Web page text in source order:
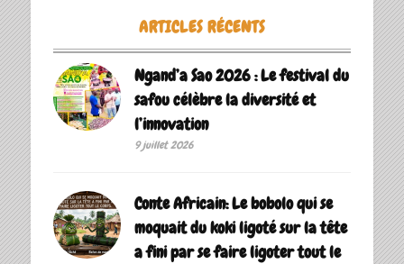
ARTICLES RÉCENTS
Ngand’a Sao 2026 : Le festival du
safou célèbre la diversité et
l’innovation
9 juillet 2026
Conte Africain: Le bobolo qui se
moquait du koki ligoté sur la tête
a fini par se faire ligoter tout le